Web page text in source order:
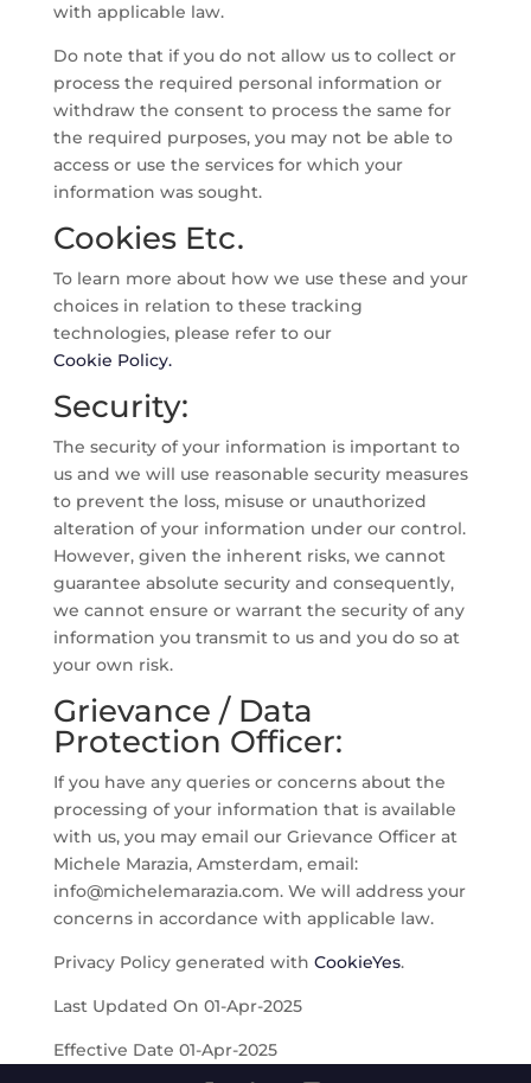
with applicable law.
Do note that if you do not allow us to collect or
process the required personal information or
withdraw the consent to process the same for
the required purposes, you may not be able to
access or use the services for which your
information was sought.
Cookies Etc.
To learn more about how we use these and your
choices in relation to these tracking
technologies, please refer to our
Cookie Policy.
Security:
The security of your information is important to
us and we will use reasonable security measures
to prevent the loss, misuse or unauthorized
alteration of your information under our control.
However, given the inherent risks, we cannot
guarantee absolute security and consequently,
we cannot ensure or warrant the security of any
information you transmit to us and you do so at
your own risk.
Grievance / Data
Protection Officer:
If you have any queries or concerns about the
processing of your information that is available
with us, you may email our Grievance Officer at
Michele Marazia, Amsterdam, email:
info@michelemarazia.com. We will address your
concerns in accordance with applicable law.
Privacy Policy generated with CookieYes.
Last Updated On 01-Apr-2025
Effective Date 01-Apr-2025